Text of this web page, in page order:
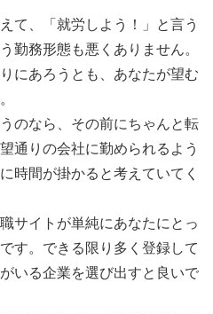
て、「就労しよう！」と言う
勤務形態も悪くありません。
にあろうとも、あなたが望む
のなら、その前にちゃんと転
通りの会社に勤められるよう
時間が掛かると考えていてく
サイトが単純にあなたにとっ
す。できる限り多く登録して
いる企業を選び出すと良いで